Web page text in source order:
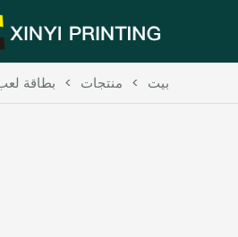
بيت > منتجات > بطاقة